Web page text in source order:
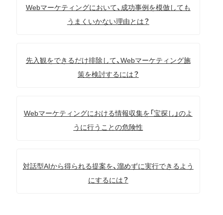
Webマーケティングにおいて、成功事例を模倣しても
うまくいかない理由とは？
先入観をできるだけ排除して、Webマーケティング施
策を検討するには？
Webマーケティングにおける情報収集を「宝探し」のよ
うに行うことの危険性
対話型AIから得られる提案を、溜めずに実行できるよう
にするには？